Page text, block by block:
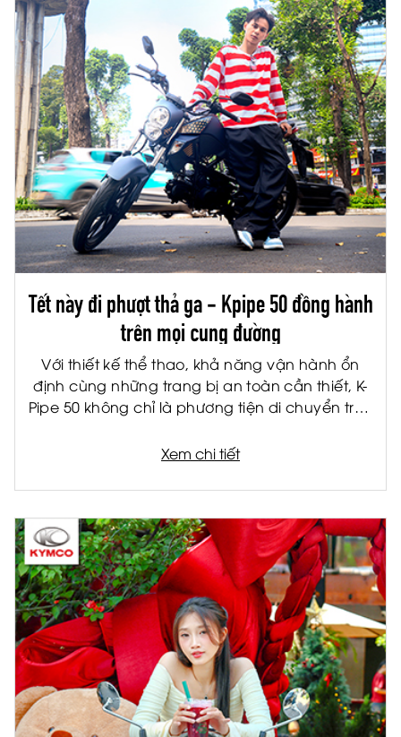
Tết này đi phượt thả ga - Kpipe 50 đồng hành
trên mọi cung đường
Với thiết kế thể thao, khả năng vận hành ổn
định cùng những trang bị an toàn cần thiết, K-
Pipe 50 không chỉ là phương tiện di chuyển trên
phong cách của giới trẻ. Đặc biệt là hành trình
này phượt thả ga - K-Pipe 50 đồng hành trên mọi
cung đường!
Xem chi tiết